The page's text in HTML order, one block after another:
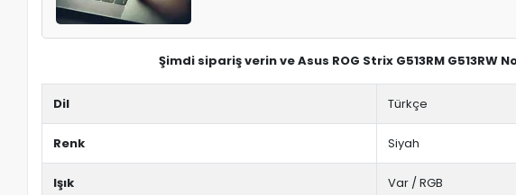
Şimdi sipariş verin ve Asus ROG Strix G513RM
Dil Türkçe
Renk Siyah
Işık Var / RGB